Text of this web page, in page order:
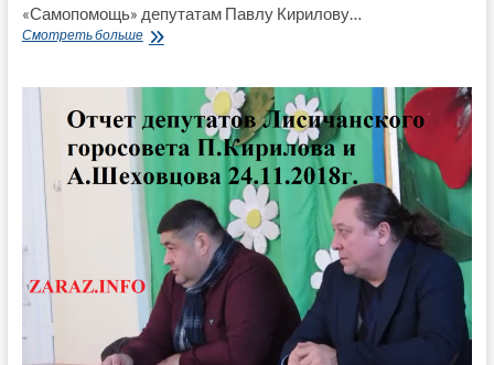
«Самопомощь» депутатам Павлу Кирилову…
Смотреть большеСамопомощи
Лисичанском
горсовете
не
нужна?!